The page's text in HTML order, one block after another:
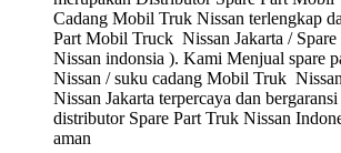
Cadang Mobil Truk Nissan terlengkap
Part Mobil Truck Nissan Jakarta /
Nissan indonsia ). Kami Menjual spare
Nissan / suku cadang Mobil Truk
Nissan Jakarta terpercaya dan
distributor Spare Part Truk Nissan
aman